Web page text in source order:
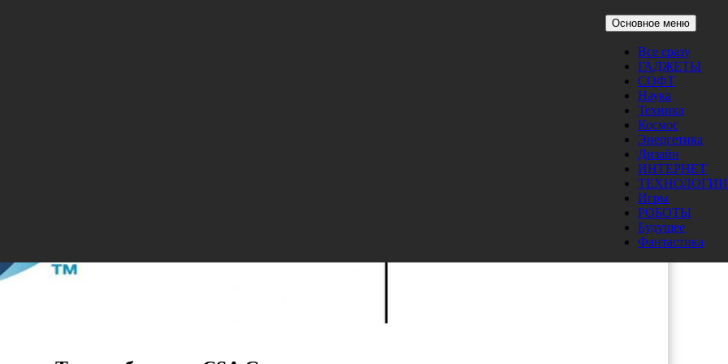
Основное меню
Все сразу
ГАДЖЕТЫ
СОФТ
Наука
Техника
Космос
Энергетика
Дизайн
ИНТЕРНЕТ
ТЕХНОЛОГИИ
Игры
РОБОТЫ
Будущее
Фантастика